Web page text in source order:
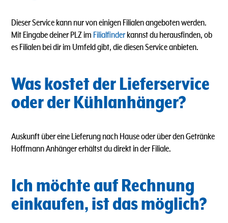
Dieser Service kann nur von einigen Filialen angeboten werden.
Mit Eingabe deiner PLZ im Filialfinder kannst du herausfinden, ob
es Filialen bei dir im Umfeld gibt, die diesen Service anbieten.
Was kostet der Lieferservice
oder der Kühlanhänger?
Auskunft über eine Lieferung nach Hause oder über den Getränke
Hoffmann Anhänger erhältst du direkt in der Filiale.
Ich möchte auf Rechnung
einkaufen, ist das möglich?